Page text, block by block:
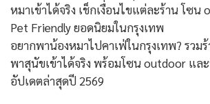
หมาเข้าได้จริง เช็กเงื่อนไขแต่ละร้าน โซน
Pet Friendly ยอดนิยมในกรุงเทพ
อยากพาน้องหมาไปคาเฟ่ในกรุงเทพ? รวม
พาสุนัขเข้าได้จริง พร้อมโซน outdoor แล
อัปเดตล่าสุดปี 2569